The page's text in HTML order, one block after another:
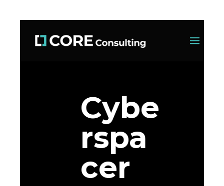
Cybe
rspa
cer